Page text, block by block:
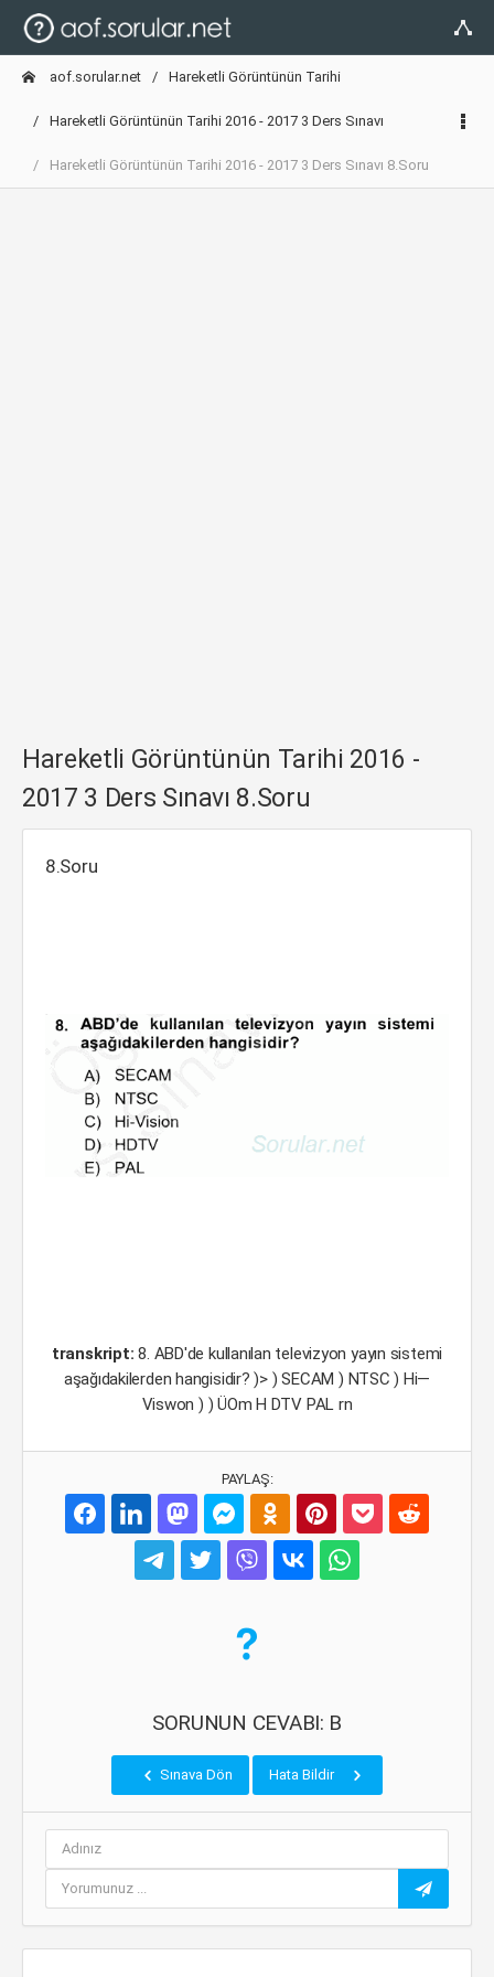
aof.sorular.net Hareketli Görüntünün Tarihi
Hareketli Görüntünün Tarihi 2016 - 2017 3 Ders Sınavı
Hareketli Görüntünün Tarihi 2016 - 2017 3 Ders Sınavı 8.Soru
Hareketli Görüntünün Tarihi 2016 -
2017 3 Ders Sınavı 8.Soru
8.Soru
transkript:8. ABD'de kullanılan televizyon yayın sistemi
aşağıdakilerden hangisidir? )> ) SECAM ) NTSC ) Hi—
Viswon ) ) ÜOm H DTV PAL rn
PAYLAŞ:
SORUNUN CEVABI: B
Sınava Dön Hata Bildir